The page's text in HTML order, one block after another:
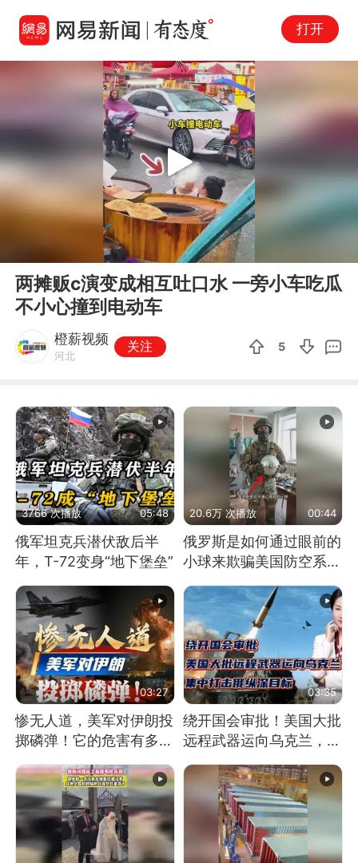
打开
00:00
Play
两摊贩c演变成相互吐口水 一旁小车吃瓜
不小心撞到电动车
橙薪视频
河北
关注 5
3766 次播放 05:48
俄军坦克兵潜伏敌后半
年，T-72变身“地下堡垒”
20.6万 次播放 00:44
俄罗斯是如何通过眼前的
小球来欺骗美国防空系统
的
03:27
惨无人道，美军对伊朗投
掷磷弹！它的危害有多
03:35
绕开国会审批！美国大批
远程武器运向乌克兰，集